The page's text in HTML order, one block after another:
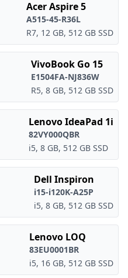
Acer Aspire 5
A515-45-R36L
R7, 12 GB, 512 GB SSD
VivoBook Go 15
E1504FA-NJ836W
R5, 8 GB, 512 GB SSD
Lenovo IdeaPad 1i
82VY000QBR
i5, 8 GB, 512 GB SSD
Dell Inspiron
i15-i120K-A25P
i5, 8 GB, 512 GB SSD
Lenovo LOQ
83EU0001BR
i5, 16 GB, 512 GB SSD